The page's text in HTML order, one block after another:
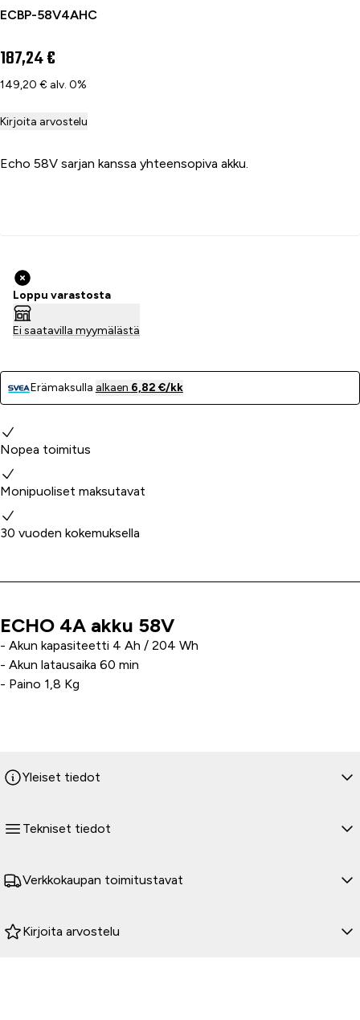
ECBP-58V4AHC
187,24 €
149,20 € alv. 0%
Kirjoita arvostelu
Echo 58V sarjan kanssa yhteensopiva akku.
Loppu varastosta
Ei saatavilla myymälästä
Erämaksulla alkaen 6,82 €/kk
Miksi valita meidät?
Nopea toimitus
Monipuoliset maksutavat
30 vuoden kokemuksella
Tuoteinfo
ECHO 4A akku 58V
- Akun kapasiteetti 4 Ah / 204 Wh
- Akun latausaika 60 min
- Paino 1,8 Kg
Yleiset tiedot
Tekniset tiedot
Verkkokaupan toimitustavat
Kirjoita arvostelu